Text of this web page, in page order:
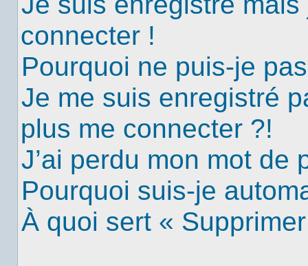
connecter !
Pourquoi ne puis-je
Je me suis enregistré
plus me connecter ?!
J’ai perdu mon mot de
Pourquoi suis-je
À quoi sert «